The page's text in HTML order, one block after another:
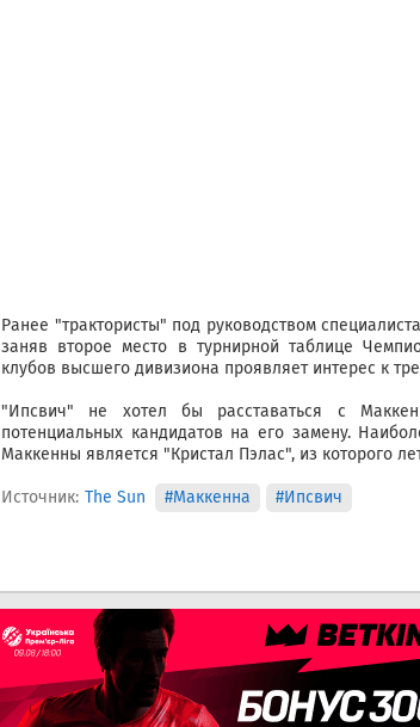
Ранее "трактористы" под руководством
заняв второе место в турнирной таблице
клубов высшего дивизиона проявляет интерес к
"Ипсвич" не хотел бы расставаться с
потенциальных кандидатов на его замену.
Маккенны является "Кристал Пэлас", из которого
Источник: The Sun #Маккенна #Ипсвич